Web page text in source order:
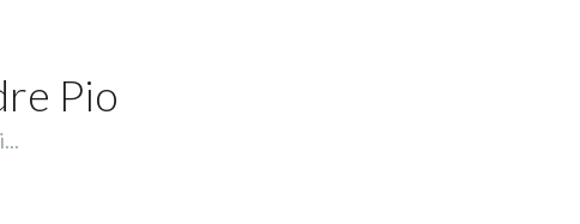
Pio